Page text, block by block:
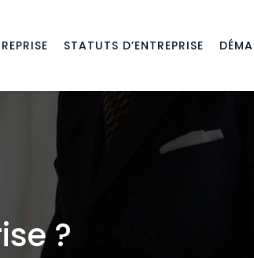
STATUTS D’ENTREPRISE
?